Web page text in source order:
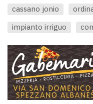
cassano jonio
impianto irriguo